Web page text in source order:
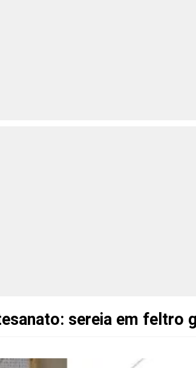
sereia em feltro